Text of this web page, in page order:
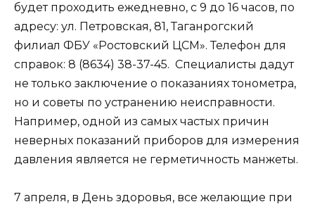
будет проходить ежедневно, с 9 до 16 часов, по
адресу: ул. Петровская, 81, Таганрогский
филиал ФБУ «Ростовский ЦСМ». Телефон для
справок: 8 (8634) 38-37-45. Специалисты дадут
не только заключение о показаниях тонометра,
но и советы по устранению неисправности.
Например, одной из самых частых причин
неверных показаний приборов для измерения
давления является не герметичность манжеты.
7 апреля, в День здоровья, все желающие при